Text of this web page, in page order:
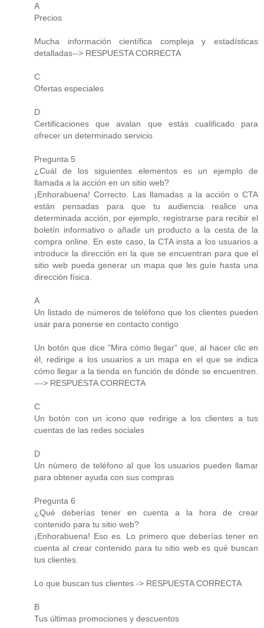
A
Precios
Mucha información científica compleja y estadísticas
detalladas--> RESPUESTA CORRECTA
C
Ofertas especiales
D
Certificaciones que avalan que estás cualificado para
ofrecer un determinado servicio
Pregunta 5
¿Cuál de los siguientes elementos es un ejemplo de
llamada a la acción en un sitio web?
¡Enhorabuena! Correcto. Las llamadas a la acción o CTA
están pensadas para que tu audiencia realice una
determinada acción, por ejemplo, registrarse para recibir el
boletín informativo o añadir un producto a la cesta de la
compra online. En este caso, la CTA insta a los usuarios a
introducir la dirección en la que se encuentran para que el
sitio web pueda generar un mapa que les guíe hasta una
dirección física.
A
Un listado de números de teléfono que los clientes pueden
usar para ponerse en contacto contigo
Un botón que dice "Mira cómo llegar" que, al hacer clic en
él, redirige a los usuarios a un mapa en el que se indica
cómo llegar a la tienda en función de dónde se encuentren.
---> RESPUESTA CORRECTA
C
Un botón con un icono que redirige a los clientes a tus
cuentas de las redes sociales
D
Un número de teléfono al que los usuarios pueden llamar
para obtener ayuda con sus compras
Pregunta 6
¿Qué deberías tener en cuenta a la hora de crear
contenido para tu sitio web?
¡Enhorabuena! Eso es. Lo primero que deberías tener en
cuenta al crear contenido para tu sitio web es qué buscan
tus clientes.
Lo que buscan tus clientes -> RESPUESTA CORRECTA
B
Tus últimas promociones y descuentos